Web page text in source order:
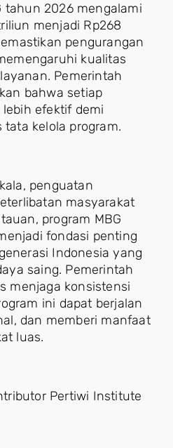
tahun 2026 mengalami
menjadi Rp268
pengurangan
kualitas
Pemerintah
bahwa setiap
efektif demi
kelola program.
penguatan
masyarakat
program MBG
fondasi penting
Indonesia yang
saing. Pemerintah
menjaga konsistensi
ini dapat berjalan
dan memberi manfaat
luas.
Pertiwi Institute